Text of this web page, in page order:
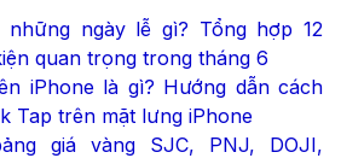
ngày lễ gì? Tổng hợp 12
quan trọng trong tháng 6
iPhone là gì? Hướng dẫn cách
Tap trên mặt lưng iPhone
giá vàng SJC, PNJ, DOJI,